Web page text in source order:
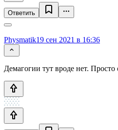
Ответить
Physmatik19 сен 2021 в 16:36
Демагогии тут вроде нет. Просто